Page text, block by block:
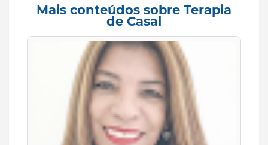
Mais conteúdos sobre Terapia
de Casal